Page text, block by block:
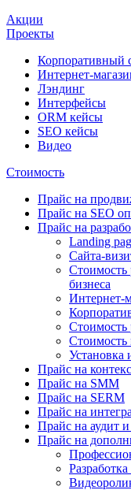
Акции
Проекты
Корпоративный
Интернет-
Лэндинг
Интерфейсы
ORM кейсы
SEO кейсы
Видео
Стоимость
Прайс на
Прайс на SEO
Прайс на
Landing
Cайта-
Стоимость
бизнеса
Интернет-
Стоимость
Стоимость
Установка
Прайс на
Прайс на SMM
Прайс на SERM
Прайс на
Прайс на аудит
Прайс на